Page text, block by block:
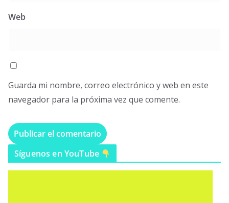
Web
Guarda mi nombre, correo electrónico y web en este
navegador para la próxima vez que comente.
Síguenos en YouTube